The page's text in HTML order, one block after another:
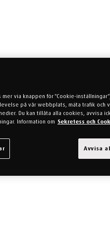
mer via knappen för "Cookie-
på vår webbplats, mäta trafik och
Du kan tillåta alla cookies, avvisa
Information om Sekretess och
Avvisa